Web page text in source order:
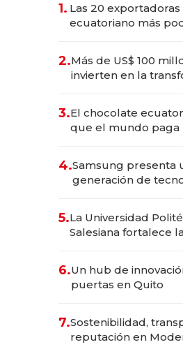
1. Las 20
ecuatoriano más
2.Más de US$ 100
invierten en la
3.El chocolate
que el mundo paga
4.Samsung presenta
generación de
5.La Universidad
Salesiana fortalece
6.Un hub de
puertas en Quito
7.Sostenibilidad,
reputación en